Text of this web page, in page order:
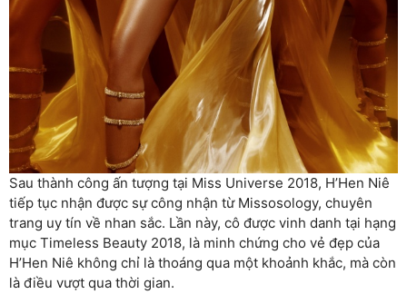
Sau thành công ấn tượng tại Miss Universe 2018, H’Hen Niê
tiếp tục nhận được sự công nhận từ Missosology, chuyên
trang uy tín về nhan sắc. Lần này, cô được vinh danh tại hạng
mục Timeless Beauty 2018, là minh chứng cho vẻ đẹp của
H’Hen Niê không chỉ là thoáng qua một khoảnh khắc, mà còn
là điều vượt qua thời gian.